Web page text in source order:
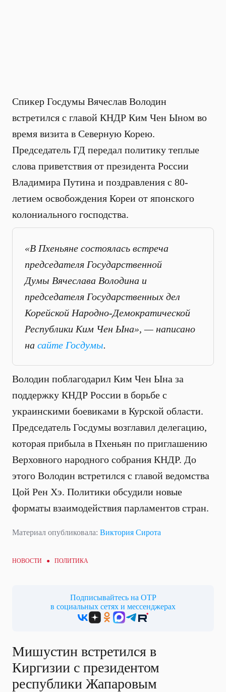
Спикер Госдумы Вячеслав Володин
встретился с главой КНДР Ким Чен Ыном во
время визита в Северную Корею.
Председатель ГД передал политику теплые
слова приветствия от президента России
Владимира Путина и поздравления с 80-
летием освобождения Кореи от японского
колониального господства.
«В Пхеньяне состоялась встреча
председателя Государственной
Думы Вячеслава Володина и
председателя Государственных дел
Корейской Народно-Демократической
Республики Ким Чен Ына», — написано
на сайте Госдумы.
Володин поблагодарил Ким Чен Ына за
поддержку КНДР России в борьбе с
украинскими боевиками в Курской области.
Председатель Госдумы возглавил делегацию,
которая прибыла в Пхеньян по приглашению
Верховного народного собрания КНДР. До
этого Володин встретился с главой ведомства
Цой Рен Хэ. Политики обсудили новые
форматы взаимодействия парламентов стран.
Материал опубликовала: Виктория Сирота
НОВОСТИ ● ПОЛИТИКА
Подписывайтесь на ОТР
в социальных сетях и мессенджерах
Мишустин встретился в
Киргизии с президентом
республики Жапаровым